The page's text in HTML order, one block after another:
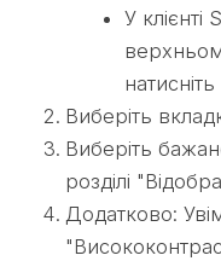
У клієнті
Виберіть
Виберіть
розділі
Додатково: